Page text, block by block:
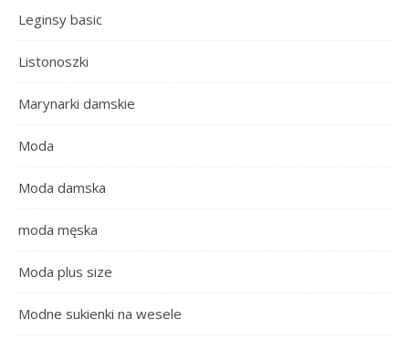
Leginsy basic
Listonoszki
Marynarki damskie
Moda
Moda damska
moda męska
Moda plus size
Modne sukienki na wesele